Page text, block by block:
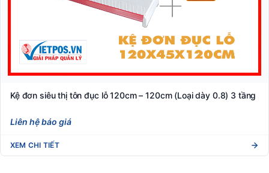
Kệ đơn siêu thị tôn đục lỗ 120cm – 120cm (Loại dày 0.8) 3 tầng
Liên hệ báo giá
XEM CHI TIẾT